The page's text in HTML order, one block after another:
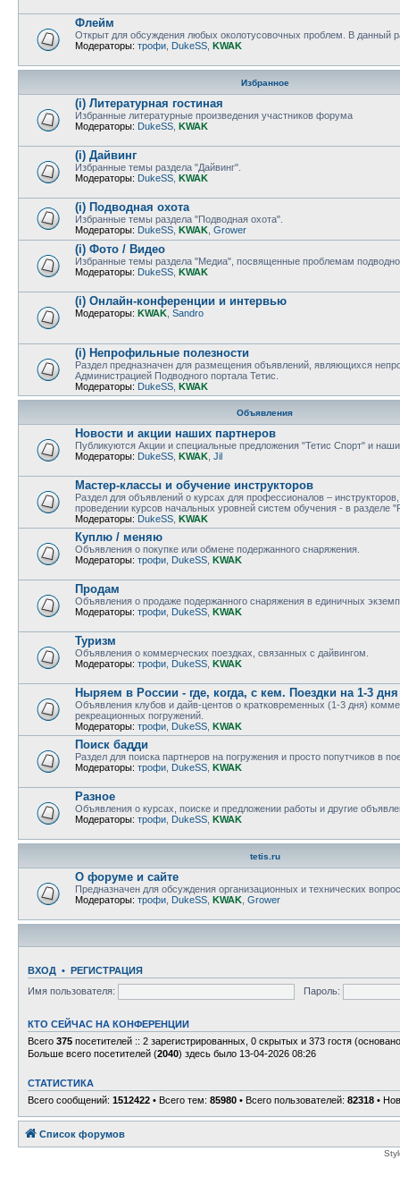
Флейм
Открыт для обсуждения любых околотусовочных проблем. В данный
Модераторы: трофи DukeSS KWAK
Избранное
(i) Литературная гостиная
Избранные литературные произведения участников форума
Модераторы: DukeSS KWAK
(i) Дайвинг
Избранные темы раздела "Дайвинг".
Модераторы: DukeSS KWAK
(i) Подводная охота
Избранные темы раздела "Подводная охота".
Модераторы: DukeSS KWAK Grower
(i) Фото / Видео
Избранные темы раздела "Медиа", посвященные проблемам
Модераторы: DukeSS KWAK
(i) Онлайн-конференции и интервью
Модераторы: KWAK Sandro
(i) Непрофильные полезности
Раздел предназначен для размещения объявлений, являющихся
Администрацией Подводного портала Тетис.
Модераторы: DukeSS KWAK
Объявления
Новости и акции наших партнеров
Публикуются Акции и специальные предложения "Тетис Спорт" и
Модераторы: DukeSS KWAK Jil
Мастер-классы и обучение инструкторов
Раздел для объявлений о курсах для профессионалов –
проведении курсов начальных уровней систем обучения - в
Модераторы: DukeSS KWAK
Куплю / меняю
Объявления о покупке или обмене подержанного снаряжения.
Модераторы: трофи DukeSS KWAK
Продам
Объявления о продаже подержанного снаряжения в единичных
Модераторы: трофи DukeSS KWAK
Туризм
Объявления о коммерческих поездках, связанных с дайвингом.
Модераторы: трофи DukeSS KWAK
Ныряем в России - где, когда, с кем. Поездки на 1-3 дня
Объявления клубов и дайв-центов о кратковременных (1-3 дня)
рекреационных погружений.
Модераторы: трофи DukeSS KWAK
Поиск бадди
Раздел для поиска партнеров на погружения и просто попутчиков в
Модераторы: трофи DukeSS KWAK
Разное
Объявления о курсах, поиске и предложении работы и другие
Модераторы: трофи DukeSS KWAK
tetis.ru
О форуме и сайте
Предназначен для обсуждения организационных и технических
Модераторы: трофи DukeSS KWAK Grower
ВХОД • РЕГИСТРАЦИЯ
Имя пользователя:
Пароль:
КТО СЕЙЧАС НА КОНФЕРЕНЦИИ
Всего 375 посетителей :: 2 зарегистрированных, 0 скрытых и 373 гостя
Больше всего посетителей (2040) здесь было 13-04-2026 08:26
СТАТИСТИКА
Всего сообщений: 1512422 • Всего тем: 85980 • Всего пользователей: 82318 •
Список форумов